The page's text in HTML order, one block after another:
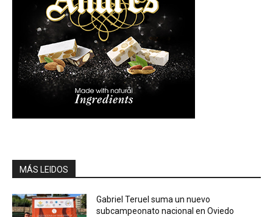
MÁS LEIDOS
Gabriel Teruel suma un nuevo
subcampeonato nacional en Oviedo